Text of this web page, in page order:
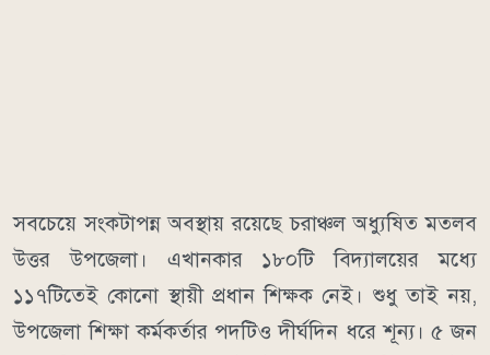
সবচেয়ে সংকটাপন্ন অবস্থায় রয়েছে চরাঞ্চল অধ্যুষিত মতলব
উত্তর উপজেলা। এখানকার ১৮০টি বিদ্যালয়ের মধ্যে
১১৭টিতেই কোনো স্থায়ী প্রধান শিক্ষক নেই। শুধু তাই নয়,
উপজেলা শিক্ষা কর্মকর্তার পদটিও দীর্ঘদিন ধরে শূন্য। ৫ জন